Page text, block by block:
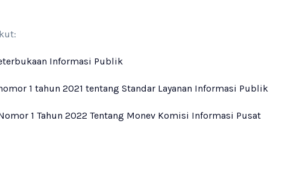
Informasi Publik
1 tahun 2021 tentang Standar Layanan Informasi Publik
1 Tahun 2022 Tentang Monev Komisi Informasi Pusat